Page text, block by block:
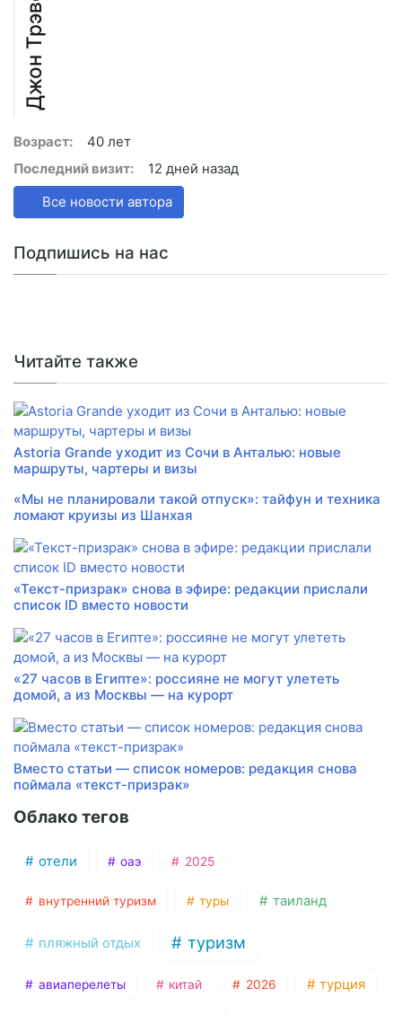
Джон Трэвел
Возраст:
40 лет
Последний визит:
12 дней назад
Все новости автора
Подпишись на нас
Читайте также
Astoria Grande уходит из Сочи в Анталью: новые
маршруты, чартеры и визы
«Мы не планировали такой отпуск»: тайфун и техника
ломают круизы из Шанхая
«Текст-призрак» снова в эфире: редакции прислали
список ID вместо новости
«27 часов в Египте»: россияне не могут улететь
домой, а из Москвы — на курорт
Вместо статьи — список номеров: редакция снова
поймала «текст-призрак»
Облако тегов
отели оаэ 2025
внутренний туризм туры таиланд
пляжный отдых туризм
авиаперелеты китай 2026 турция